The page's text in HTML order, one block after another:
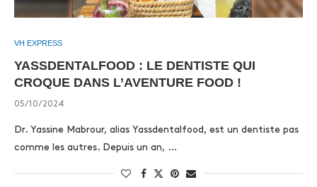
VH EXPRESS
YASSDENTALFOOD : LE DENTISTE QUI
CROQUE DANS L’AVENTURE FOOD !
05/10/2024
Dr. Yassine Mabrour, alias Yassdentalfood, est un dentiste pas
comme les autres. Depuis un an, …